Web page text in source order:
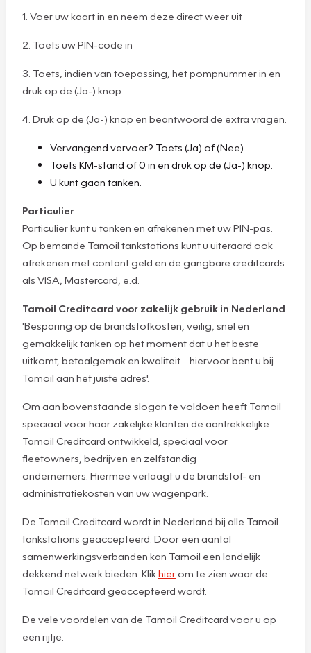
1. Voer uw kaart in en neem deze direct weer uit
2. Toets uw PIN-code in
3. Toets, indien van toepassing, het pompnummer in en
druk op de (Ja-) knop
4. Druk op de (Ja-) knop en beantwoord de extra vragen.
Vervangend vervoer? Toets (Ja) of (Nee)
Toets KM-stand of 0 in en druk op de (Ja-) knop.
U kunt gaan tanken.
Particulier
Particulier kunt u tanken en afrekenen met uw PIN-pas.
Op bemande Tamoil tankstations kunt u uiteraard ook
afrekenen met contant geld en de gangbare creditcards
als VISA, Mastercard, e.d.
Tamoil Creditcard voor zakelijk gebruik in Nederland
'Besparing op de brandstofkosten, veilig, snel en
gemakkelijk tanken op het moment dat u het beste
uitkomt, betaalgemak en kwaliteit… hiervoor bent u bij
Tamoil aan het juiste adres'.
Om aan bovenstaande slogan te voldoen heeft Tamoil
speciaal voor haar zakelijke klanten de aantrekkelijke
Tamoil Creditcard ontwikkeld, speciaal voor
fleetowners, bedrijven en zelfstandig
ondernemers. Hiermee verlaagt u de brandstof- en
administratiekosten van uw wagenpark.
De Tamoil Creditcard wordt in Nederland bij alle Tamoil
tankstations geaccepteerd. Door een aantal
samenwerkingsverbanden kan Tamoil een landelijk
dekkend netwerk bieden. Klikhierom te zien waar de
Tamoil Creditcard geaccepteerd wordt.
De vele voordelen van de Tamoil Creditcard voor u op
een rijtje: